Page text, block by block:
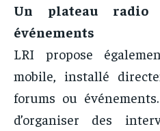
Un plateau radio
événements
LRI propose
mobile, installé
forums ou
d’organiser des